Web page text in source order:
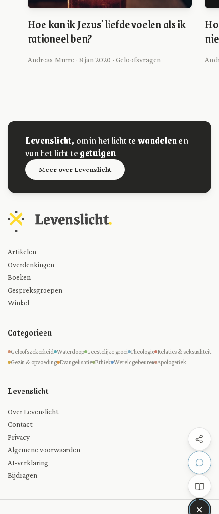
Hoe kan ik Jezus' liefde voelen als ik
rationeel ben?
Andreas Murre · 8 jan 2020 · Geloofsvragen
Levenslicht, om in het licht tewandelenen
van het licht tegetuigen
Meer over Levenslicht
Artikelen
Overdenkingen
Boeken
Gespreksgroepen
Winkel
Categorieen
Geloofszekerheid Waterdoop Geestelijke groei Theologie Relaties & seksualiteit
Gezin & opvoeding Evangelisatie Ethiek Wereldgebeuren Apologetiek
Levenslicht
Over Levenslicht
Contact
Privacy
Algemene voorwaarden
AI-verklaring
Bijdragen